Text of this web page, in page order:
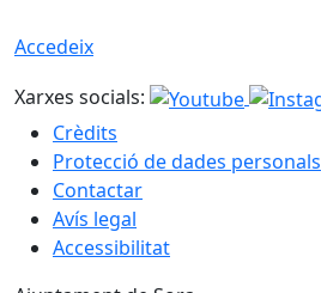
Accedeix
Xarxes socials:
Crèdits
Protecció de dades personals
Contactar
Avís legal
Accessibilitat